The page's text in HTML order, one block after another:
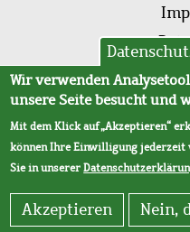
Wir verwenden
unsere Seite besucht und
Mit dem Klick auf „Akzeptieren“
können Ihre Einwilligung
Sie in unserer
Akzeptieren Nein,